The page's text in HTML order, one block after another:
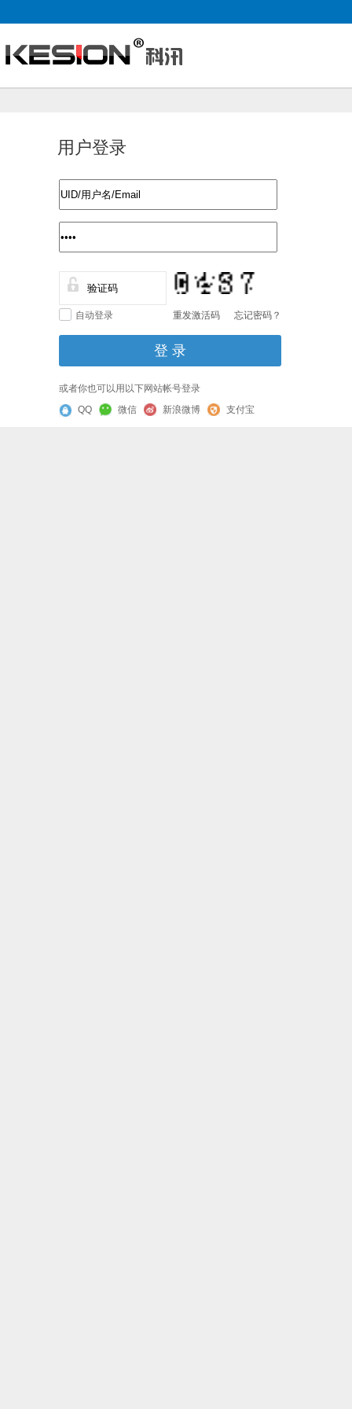
用户登录
自动登录 忘记密码？
重发激活码
或者你也可以用以下网站帐号登录
QQ
微信 新浪微博 支付宝